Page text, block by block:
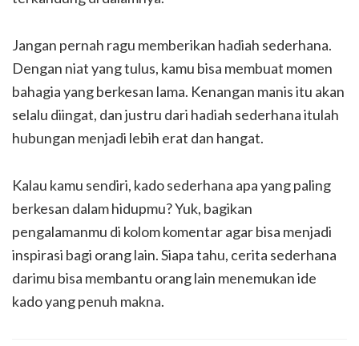
Jangan pernah ragu memberikan hadiah sederhana.
Dengan niat yang tulus, kamu bisa membuat momen
bahagia yang berkesan lama. Kenangan manis itu akan
selalu diingat, dan justru dari hadiah sederhana itulah
hubungan menjadi lebih erat dan hangat.
Kalau kamu sendiri, kado sederhana apa yang paling
berkesan dalam hidupmu? Yuk, bagikan
pengalamanmu di kolom komentar agar bisa menjadi
inspirasi bagi orang lain. Siapa tahu, cerita sederhana
darimu bisa membantu orang lain menemukan ide
kado yang penuh makna.